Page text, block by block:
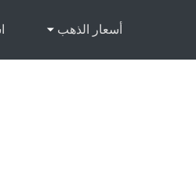
أسعار الذهب